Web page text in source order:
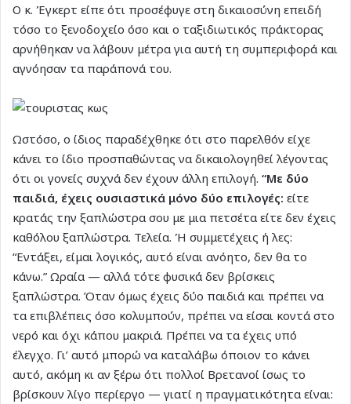
Ο κ. Έγκερτ είπε ότι προσέφυγε στη δικαιοσύνη επειδή
τόσο το ξενοδοχείο όσο και ο ταξιδιωτικός πράκτορας
αρνήθηκαν να λάβουν μέτρα για αυτή τη συμπεριφορά και
αγνόησαν τα παράπονά του.
Ωστόσο, ο ίδιος παραδέχθηκε ότι στο παρελθόν είχε
κάνει το ίδιο προσπαθώντας να δικαιολογηθεί λέγοντας
ότι οι γονείς συχνά δεν έχουν άλλη επιλογή. “Με δύο
παιδιά, έχεις ουσιαστικά μόνο δύο επιλογές: είτε
κρατάς την ξαπλώστρα σου με μια πετσέτα είτε δεν έχεις
καθόλου ξαπλώστρα. Τελεία. Ή συμμετέχεις ή λες:
“Εντάξει, είμαι λογικός, αυτό είναι ανόητο, δεν θα το
κάνω.” Ωραία — αλλά τότε φυσικά δεν βρίσκεις
ξαπλώστρα. Όταν όμως έχεις δύο παιδιά και πρέπει να
τα επιβλέπεις όσο κολυμπούν, πρέπει να είσαι κοντά στο
νερό και όχι κάπου μακριά. Πρέπει να τα έχεις υπό
έλεγχο. Γι’ αυτό μπορώ να καταλάβω όποιον το κάνει
αυτό, ακόμη κι αν ξέρω ότι πολλοί Βρετανοί ίσως το
βρίσκουν λίγο περίεργο — γιατί η πραγματικότητα είναι: